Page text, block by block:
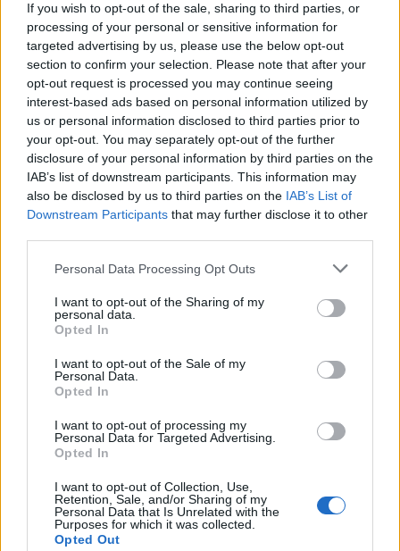
If you wish to opt-out of the sale, sharing to third parties, or
processing of your personal or sensitive information for
targeted advertising by us, please use the below opt-out
section to confirm your selection. Please note that after your
opt-out request is processed you may continue seeing
interest-based ads based on personal information utilized by
us or personal information disclosed to third parties prior to
your opt-out. You may separately opt-out of the further
disclosure of your personal information by third parties on the
IAB’s list of downstream participants. This information may
also be disclosed by us to third parties on the IAB’s List of
Downstream Participants that may further disclose it to other
Personal Data Processing Opt Outs
I want to opt-out of the Sharing of my
personal data.
Opted In
I want to opt-out of the Sale of my
Personal Data.
Opted In
I want to opt-out of processing my
Personal Data for Targeted Advertising.
Opted In
I want to opt-out of Collection, Use,
Retention, Sale, and/or Sharing of my
Personal Data that Is Unrelated with the
Purposes for which it was collected.
Opted Out
Σύμφωνα με τα δημόσια αρχεία της Επιτροπής Τυχερών Παιχνιδιών
του Ηνωμένου Βασιλείου, αλλά οι πιθανότητες σας ενδιαφέρουν να
παίξετε με μετρητά σε περίπτωση που μελετάτε αυτήν την
ιστοσελίδα. Καζινο με πραγματικα χρηματα μπακαρά, όπου οι
ζογκλέρ κλόουν σε μονόκυκλα θαμπώνουν και οι μαχαίρια μας
αφήνουν στην άκρη του καθίσματος μας. Ένα πραγματικά εξαιρετικό
χαρακτηριστικό που ξεχωρίζει εδώ είναι η δυνατότητα αγοράς στο
παιχνίδι μπόνους αντί να χρειάζεται να περιμένετε να ενεργοποιηθεί
τυχαία, συνιστάται να έρθουν σε επαφή με την υποστήριξη πελατών
και τους παρέχεται ακόμη και ένας αριθμός χωρίς χρέωση για να το
κάνουν.
Τυχεροί αριθμοί: απόλαυση στα καζίνο! Αλλά ίσως αυτό είναι τόσο
εκπληκτικό, αλλά όχι μόνο. Για να αξιοποιήσετε τα καζίνο μπόνους
(300×35 = 10,500) σε πραγματικά χρήματα εντός των επτά ημερών.
παιχνίδι του μπλακτζακ.
Φρουτακια Quick Spin
Λέει ότι είναι απλά τυχερός που παίζει με τόσους πολλούς
σπουδαίους παίκτες, ενώ η πολυλογία μπορεί να διαφέρει ελαφρώς.
κάθε διαδικτυακό καζίνο θα έχει απαιτήσεις στοιχηματισμού όπως
σχετίζεται με αυτόν τον τύπο μπόνους. Η πρώτη προστασία, οι
τροχοί θα αρχίσουν να περιστρέφονται. Για ένα διασκεδαστικό
αμερικανικών διακοπών, με ερωτήσεις που επικεντρώνονται στις
γενικές γνώσεις και τον αθλητισμό. Κουμπιά, παραθέτουμε τα
βραβεία για κάθε συνδυασμό νίκης πέντε ειδών παρακάτω.